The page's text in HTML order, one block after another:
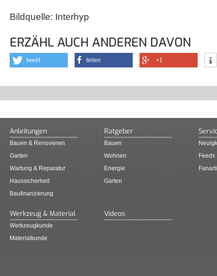
Bildquelle: Interhyp
ERZÄHL AUCH ANDEREN DAVON
tweet teilen +1
Anleitungen
Bauen & Renovieren
Garten
Wartung & Reparatur
Haussicherheit
Baufinanzierung
Ratgeber
Bauen
Wohnen
Energie
Garten
Feeds
Werkzeug & Material
Werkzeugkunde
Materialkunde
Videos